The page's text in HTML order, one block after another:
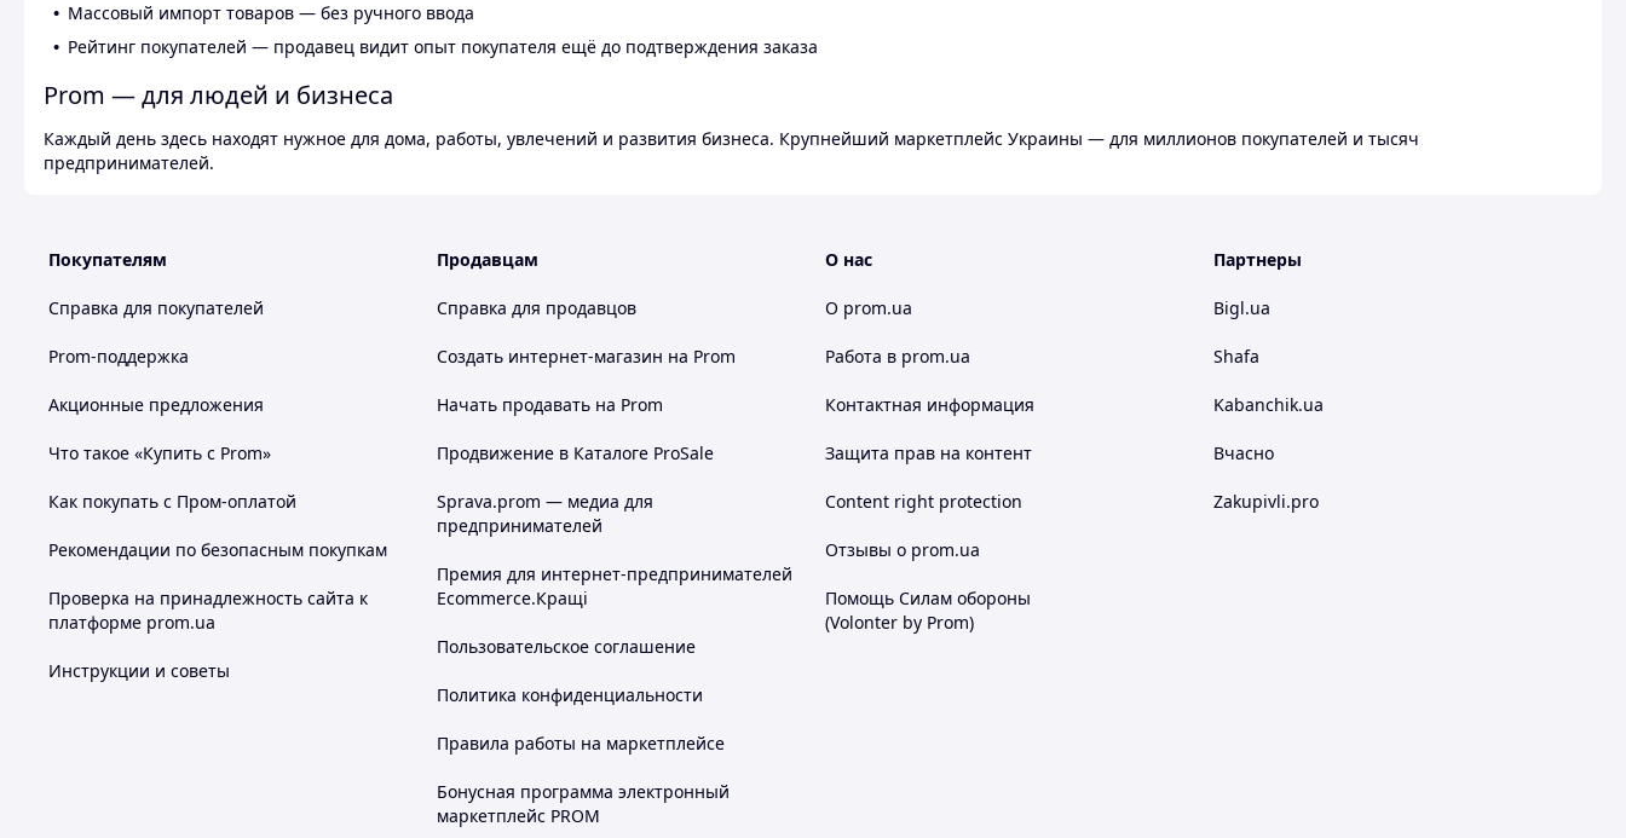
Массовый импорт товаров — без ручного ввода
Рейтинг покупателей — продавец видит опыт покупателя ещё до подтверждения заказа
Prom — для людей и бизнеса
Каждый день здесь находят нужное для дома, работы, увлечений и развития бизнеса. Крупнейший маркетплейс Украины — для миллионов покупателей и тысяч
предпринимателей.
Покупателям
Справка для покупателей
Prom-поддержка
Акционные предложения
Что такое «Купить с Prom»
Как покупать с Пром-оплатой
Рекомендации по безопасным покупкам
Проверка на принадлежность сайта к
платформе prom.ua
Инструкции и советы
Продавцам
Справка для продавцов
Создать интернет-магазин на Prom
Начать продавать на Prom
Продвижение в Каталоге ProSale
Sprava.prom — медиа для
предпринимателей
Премия для интернет-предпринимателей
Ecommerce.Кращі
Пользовательское соглашение
Политика конфиденциальности
Правила работы на маркетплейсе
Бонусная программа электронный
маркетплейс PROM
О нас
О prom.ua
Работа в prom.ua
Контактная информация
Защита прав на контент
Content right protection
Отзывы о prom.ua
Помощь Силам обороны
(Volonter by Prom)
Партнеры
Bigl.ua
Shafa
Kabanchik.ua
Вчасно
Zakupivli.pro